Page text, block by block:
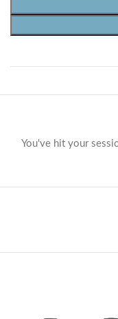
You've hit your